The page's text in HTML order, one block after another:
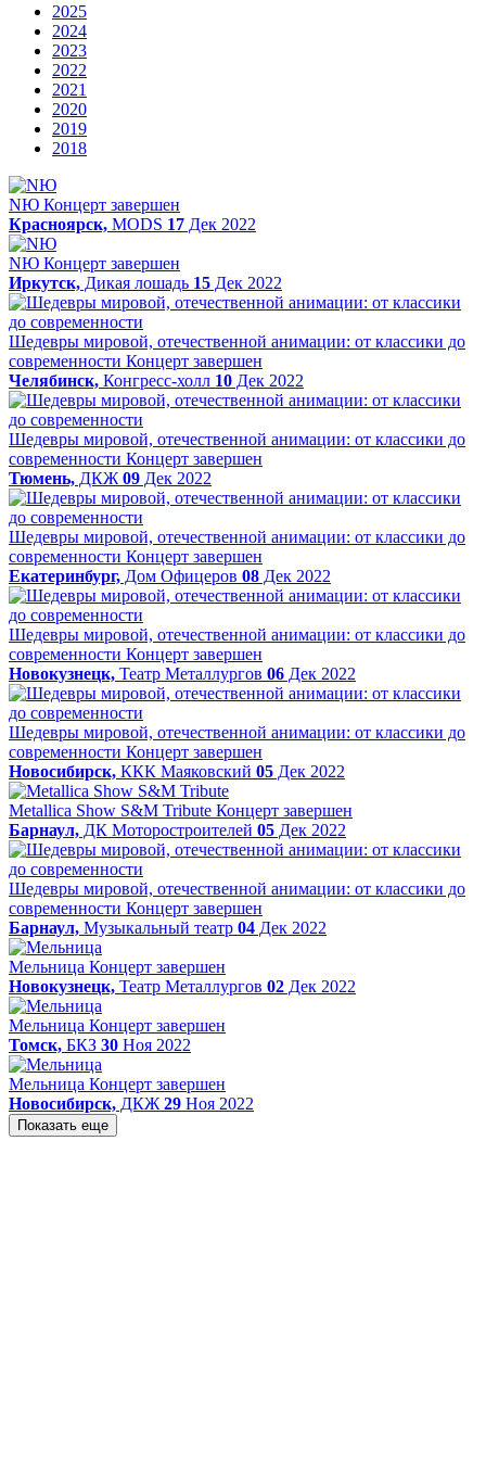
2025
2024
2023
2022
2021
2020
2019
2018
NЮ Концерт завершен
Красноярск, MODS 17 Дек 2022
NЮ Концерт завершен
Иркутск, Дикая лошадь 15 Дек 2022
Шедевры мировой, отечественной анимации: от классики до
современности Концерт завершен
Челябинск, Конгресс-холл 10 Дек 2022
Шедевры мировой, отечественной анимации: от классики до
современности Концерт завершен
Тюмень, ДКЖ 09 Дек 2022
Шедевры мировой, отечественной анимации: от классики до
современности Концерт завершен
Екатеринбург, Дом Офицеров 08 Дек 2022
Шедевры мировой, отечественной анимации: от классики до
современности Концерт завершен
Новокузнецк, Театр Металлургов 06 Дек 2022
Шедевры мировой, отечественной анимации: от классики до
современности Концерт завершен
Новосибирск, ККК Маяковский 05 Дек 2022
Metallica Show S&M Tribute Концерт завершен
Барнаул, ДК Моторостроителей 05 Дек 2022
Шедевры мировой, отечественной анимации: от классики до
современности Концерт завершен
Барнаул, Музыкальный театр 04 Дек 2022
Мельница Концерт завершен
Новокузнецк, Театр Металлургов 02 Дек 2022
Мельница Концерт завершен
Томск, БКЗ 30 Ноя 2022
Мельница Концерт завершен
Новосибирск, ДКЖ 29 Ноя 2022
Показать еще